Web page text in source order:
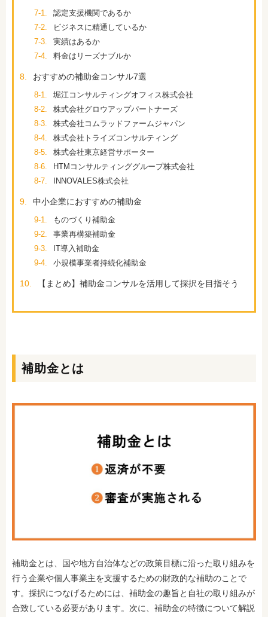
7-1.
認定支援機関であるか
7-2.
ビジネスに精通しているか
7-3.
実績はあるか
7-4.
料金はリーズナブルか
8. おすすめの補助金コンサル7選
8-1.
堀江コンサルティングオフィス株式会社
8-2.
株式会社グロウアップパートナーズ
8-3.
株式会社コムラッドファームジャパン
8-4.
株式会社トライズコンサルティング
8-5.
株式会社東京経営サポーター
8-6.
HTMコンサルティンググループ株式会社
8-7.
INNOVALES株式会社
9. 中小企業におすすめの補助金
9-1.
ものづくり補助金
9-2.
事業再構築補助金
9-3.
IT導入補助金
9-4.
小規模事業者持続化補助金
10. 【まとめ】補助金コンサルを活用して採択を目指そう
補助金とは
補助金とは、国や地方自治体などの政策目標に沿った取り組みを
行う企業や個人事業主を支援するための財政的な補助のことで
す。採択につなげるためには、補助金の趣旨と自社の取り組みが
合致している必要があります。次に、補助金の特徴について解説